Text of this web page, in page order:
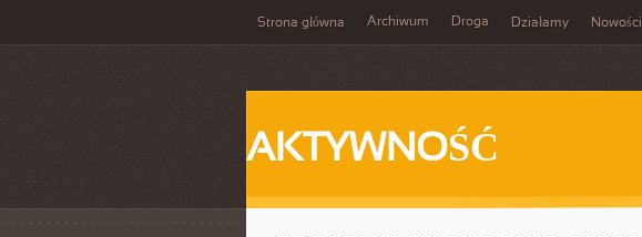
Strona główna Archiwum Droga Działamy Nowości
AKTYWNOŚĆ